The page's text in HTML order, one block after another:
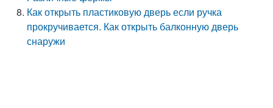
Как открыть пластиковую дверь если ручка
прокручивается. Как открыть балконную дверь
снаружи